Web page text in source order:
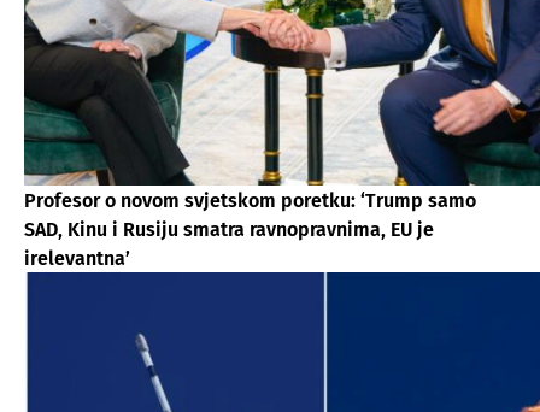
Profesor o novom svjetskom poretku: ‘Trump samo
SAD, Kinu i Rusiju smatra ravnopravnima, EU je
irelevantna’